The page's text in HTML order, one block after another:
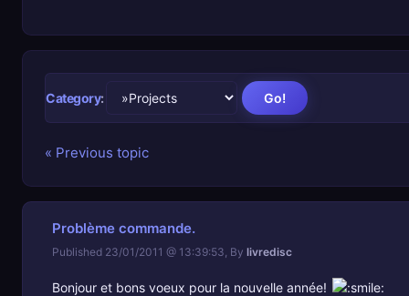
Category:
« Previous topic
Problème commande.
Published 23/01/2011 @ 13:39:53, By livredisc
Bonjour et bons voeux pour la nouvelle année!